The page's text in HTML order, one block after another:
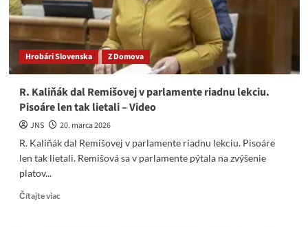
nepresvedčí.
Hrobári Slovenska Z Domova
R. Kaliňák dal Remišovej v parlamente riadnu lekciu.
Pisoáre len tak lietali – Video
JNS
20. marca 2026
R. Kaliňák dal Remišovej v parlamente riadnu lekciu. Pisoáre
len tak lietali. Remišová sa v parlamente pýtala na zvýšenie
platov...
Čítajte viacRead